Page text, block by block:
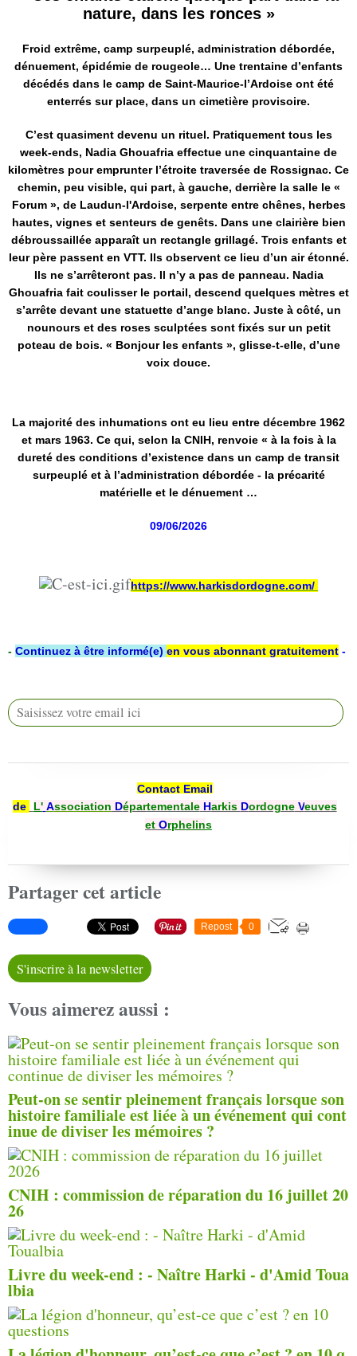
nature, dans les ronces »
Froid extrême, camp surpeuplé, administration débordée,
dénuement, épidémie de rougeole… Une trentaine d’enfants
décédés dans le camp de Saint-Maurice-l’Ardoise ont été
enterrés sur place, dans un cimetière provisoire.
C’est quasiment devenu un rituel. Pratiquement tous les
week-ends, Nadia Ghouafria effectue une cinquantaine de
kilomètres pour emprunter l’étroite traversée de Rossignac. Ce
chemin, peu visible, qui part, à gauche, derrière la salle le «
Forum », de Laudun-l'Ardoise, serpente entre chênes, herbes
hautes, vignes et senteurs de genêts. Dans une clairière bien
débroussaillée apparaît un rectangle grillagé. Trois enfants et
leur père passent en VTT. Ils observent ce lieu d’un air étonné.
Ils ne s’arrêteront pas. Il n’y a pas de panneau. Nadia
Ghouafria fait coulisser le portail, descend quelques mètres et
s’arrête devant une statuette d’ange blanc. Juste à côté, un
nounours et des roses sculptées sont fixés sur un petit
poteau de bois. « Bonjour les enfants », glisse-t-elle, d’une
voix douce.
La majorité des inhumations ont eu lieu entre décembre 1962
et mars 1963. Ce qui, selon la CNIH, renvoie « à la fois à la
dureté des conditions d’existence dans un camp de transit
surpeuplé et à l’administration débordée - la précarité
matérielle et le dénuement …
09/06/2026
https://www.harkisdordogne.com/
- Continuez à être informé(e) en vous abonnant gratuitement -
Contact Email
de
L' Association DépartementaleHarkis DordogneVeuves
et Orphelins
Partager cet article
Repost 0
S'inscrire à la newsletter
Vous aimerez aussi :
Peut-on se sentir pleinement français lorsque son
histoire familiale est liée à un événement qui cont
inue de diviser les mémoires ?
CNIH : commission de réparation du 16 juillet 20
26
Livre du week-end : - Naître Harki - d'Amid Toua
lbia